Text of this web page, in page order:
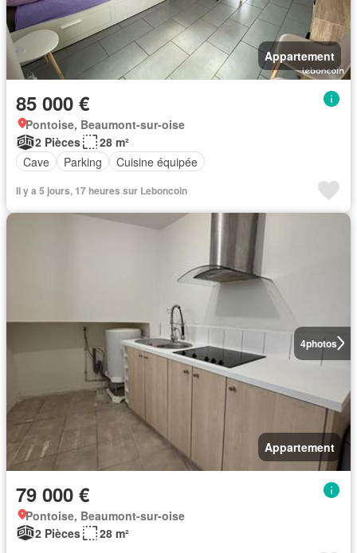
Appartement
85 000 €
Pontoise, Beaumont-sur-oise
2 Pièces
28 m²
Cave
Parking Cuisine équipée
Il y a 5 jours, 17 heures sur Leboncoin
4photos
Appartement
79 000 €
Pontoise, Beaumont-sur-oise
2 Pièces
28 m²